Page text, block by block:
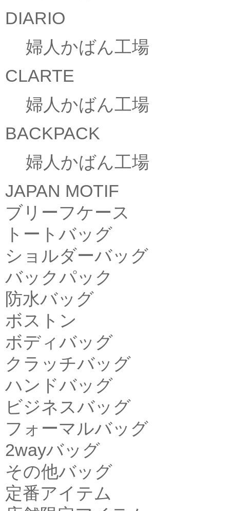
DIARIO
婦人かばん工場
CLARTE
婦人かばん工場
BACKPACK
婦人かばん工場
JAPAN MOTIF
ブリーフケース
トートバッグ
ショルダーバッグ
バックパック
防水バッグ
ボストン
ボディバッグ
クラッチバッグ
ハンドバッグ
ビジネスバッグ
フォーマルバッグ
2wayバッグ
その他バッグ
定番アイテム